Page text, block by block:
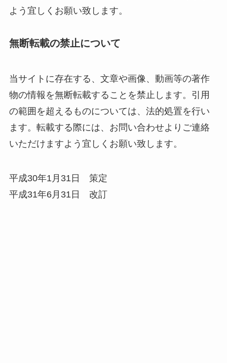
よう宜しくお願い致します。
無断転載の禁止について
当サイトに存在する、文章や画像、動画等の著作
物の情報を無断転載することを禁止します。引用
の範囲を超えるものについては、法的処置を行い
ます。転載する際には、お問い合わせよりご連絡
いただけますよう宜しくお願い致します。
平成30年1月31日 策定
平成31年6月31日 改訂